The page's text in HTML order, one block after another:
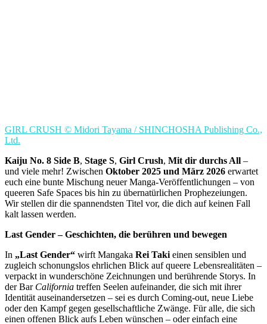
GIRL CRUSH © Midori Tayama / SHINCHOSHA Publishing Co.,
Ltd.
Kaiju No. 8 Side B, Stage S, Girl Crush, Mit dir durchs All –
und viele mehr! Zwischen Oktober 2025 und März 2026 erwartet
euch eine bunte Mischung neuer Manga-Veröffentlichungen – von
queeren Safe Spaces bis hin zu übernatürlichen Prophezeiungen.
Wir stellen dir die spannendsten Titel vor, die dich auf keinen Fall
kalt lassen werden.
Last Gender – Geschichten, die berühren und bewegen
In „Last Gender“ wirft Mangaka Rei Taki einen sensiblen und
zugleich schonungslos ehrlichen Blick auf queere Lebensrealitäten –
verpackt in wunderschöne Zeichnungen und berührende Storys. In
der Bar California treffen Seelen aufeinander, die sich mit ihrer
Identität auseinandersetzen – sei es durch Coming-out, neue Liebe
oder den Kampf gegen gesellschaftliche Zwänge. Für alle, die sich
einen offenen Blick aufs Leben wünschen – oder einfach eine